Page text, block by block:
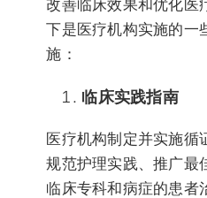
改善临床效果和优化医
下是医疗机构实施的一
施：
临床实践指南
医疗机构制定并实施循
规范护理实践、推广最
临床专科和病症的患者